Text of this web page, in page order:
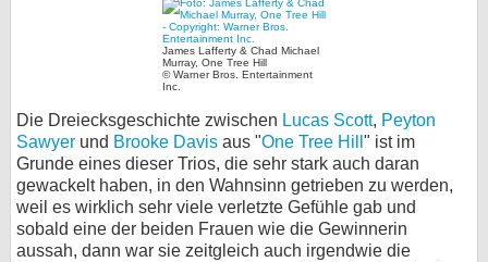
James Lafferty & Chad Michael
Murray, One Tree Hill
© Warner Bros. Entertainment
Inc.
Die Dreiecksgeschichte zwischen Lucas Scott, Peyton
Sawyer und Brooke Davis aus "One Tree Hill " ist im
Grunde eines dieser Trios, die sehr stark auch daran
gewackelt haben, in den Wahnsinn getrieben zu werden,
weil es wirklich sehr viele verletzte Gefühle gab und
sobald eine der beiden Frauen wie die Gewinnerin
aussah, dann war sie zeitgleich auch irgendwie die